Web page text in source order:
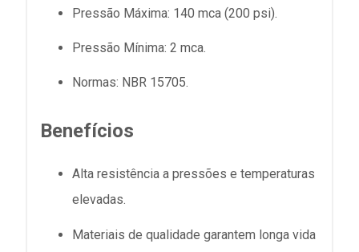
Pressão Máxima: 140 mca (200 psi).
Pressão Mínima: 2 mca.
Normas: NBR 15705.
Benefícios
Alta resistência a pressões e temperaturas
elevadas.
Materiais de qualidade garantem longa vida